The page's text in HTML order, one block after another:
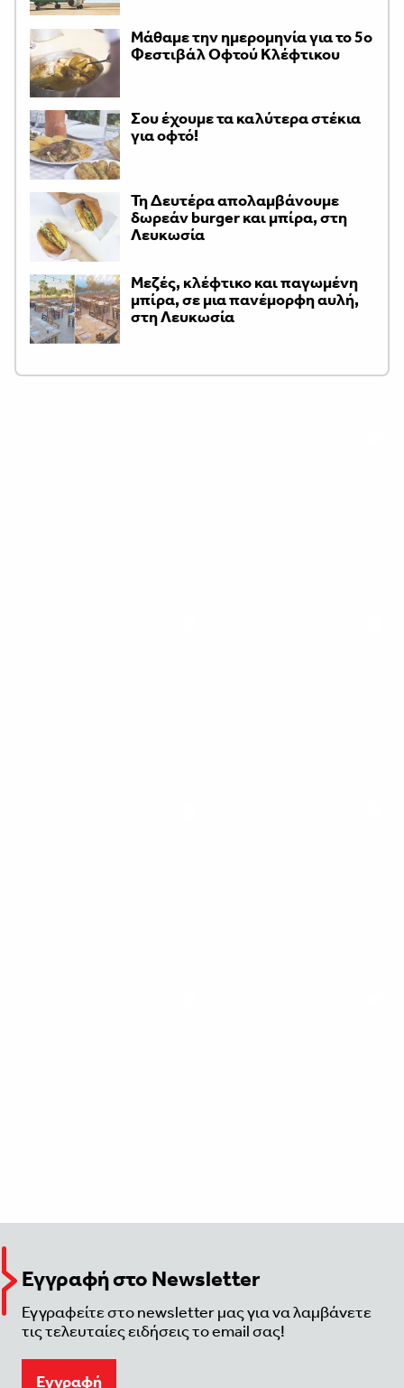
Μάθαμε την ημερομηνία για το 5ο
Φεστιβάλ Οφτού Κλέφτικου
Σου έχουμε τα καλύτερα στέκια
για οφτό!
Τη Δευτέρα απολαμβάνουμε
δωρεάν burger και μπίρα, στη
Λευκωσία
Μεζές, κλέφτικο και παγωμένη
μπίρα, σε μια πανέμορφη αυλή,
στη Λευκωσία
Εγγραφή στο Newsletter
Εγγραφείτε στο newsletter μας για να λαμβάνετε
τις τελευταίες ειδήσεις το email σας!
Eγγραφή